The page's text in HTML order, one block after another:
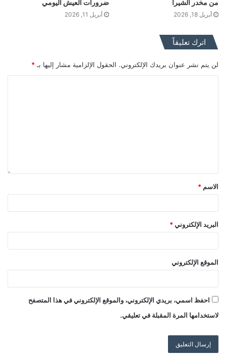
من مخدر الشيرا
أبريل 18, 2026
ضرورات العيش اليومي
أبريل 11, 2026
اترك تعليقاً
لن يتم نشر عنوان بريدك الإلكتروني. الحقول الإلزامية مشار إليها بـ *
الاسم *
البريد الإلكتروني *
الموقع الإلكتروني
احفظ اسمي، بريدي الإلكتروني، والموقع الإلكتروني في هذا المتصفح
لاستخدامها المرة المقبلة في تعليقي.